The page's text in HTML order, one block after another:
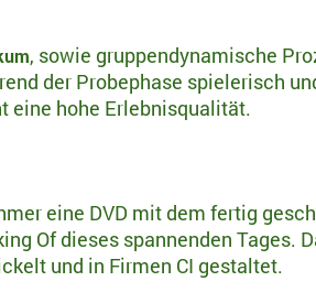
, sowie gruppendynamische
der Probephase spielerisch
eine hohe Erlebnisqualität.
eine DVD mit dem fertig
Of dieses spannenden Tages.
und in Firmen CI gestaltet.